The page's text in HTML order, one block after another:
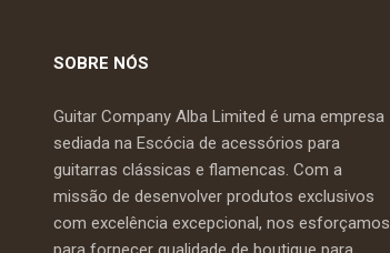
SOBRE NÓS
Guitar Company Alba Limited é uma empresa
sediada na Escócia de acessórios para
guitarras clássicas e flamencas. Com a
missão de desenvolver produtos exclusivos
com excelência excepcional, nos esforçamos